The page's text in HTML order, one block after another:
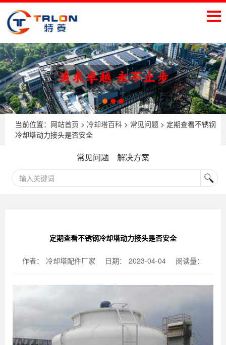
当前位置： 网站首页 > 冷却塔百科 > 常见问题 > 定期查看不锈钢
冷却塔动力接头是否安全
常见问题 解决方案
定期查看不锈钢冷却塔动力接头是否安全
作者： 冷却塔配件厂家 日期： 2023-04-04 阅读量：